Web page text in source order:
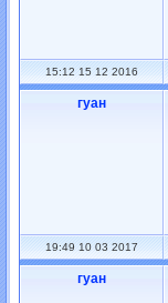
15:12 15 12 2016
гуан
19:49 10 03 2017
гуан